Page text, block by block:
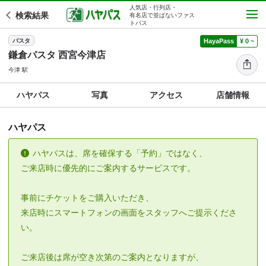
検索結果
人気店・行列店・
有名店で並ばないファス
トパス
パスタ
鎌倉パスタ 西宮今津店
今津 駅
HayaPass ¥ 0 ~
ハヤパス 写真 アクセス 店舗情報
ハヤパス
ハヤパスは、席を確保する「予約」ではなく、
ご来店時に優先的にご案内するサービスです。
事前にチケットをご購入いただき、
来店時にスマートフォンの画面をスタッフへご提示くださ
い。
ご来店後は席が空き次第のご案内となりますが、